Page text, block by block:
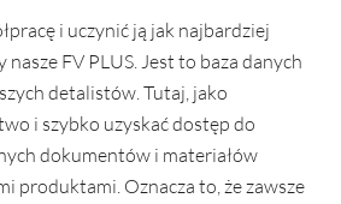
i uczynić ją jak najbardziej
FV PLUS. Jest to baza danych
detalistów. Tutaj, jako
i szybko uzyskać dostęp do
dokumentów i materiałów
produktami. Oznacza to, że zawsze